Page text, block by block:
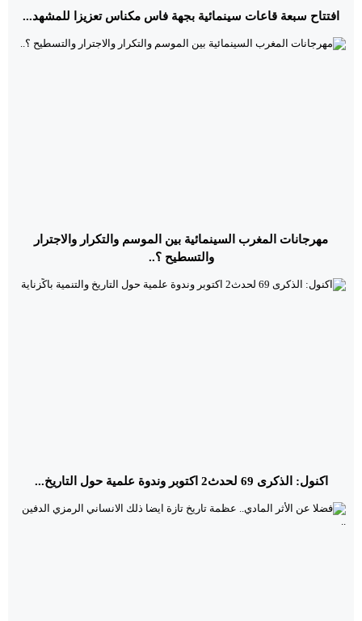
افتتاح سبعة قاعات سينمائية بجهة فاس مكناس تعزيزا للمشهد...
مهرجانات المغرب السينمائية بين الموسم والتكرار والاجترار
والتسطيح ؟..
اكنول: الذكرى 69 لحدث2 اكتوبر وندوة علمية حول التاريخ...